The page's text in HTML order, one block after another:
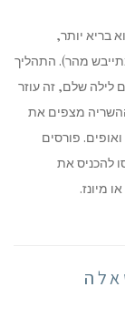
בריא יותר,
מהר). התהליך
לילה שלם, זה עוזר
מצפים את
פורסים
להכניס את
מיונז.